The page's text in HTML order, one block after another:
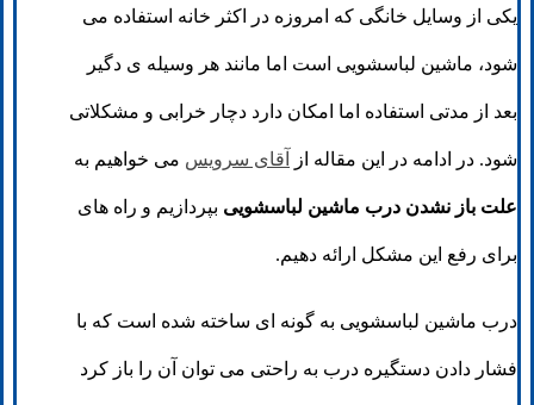
یکی از وسایل خانگی که امروزه در اکثر خانه استفاده می
شود، ماشین لباسشویی است اما مانند هر وسیله ی دگیر
بعد از مدتی استفاده اما امکان دارد دچار خرابی و مشکلاتی
شود. در ادامه در این مقاله از آقای سرویس می خواهیم به
علت باز نشدن درب ماشین لباسشویی بپردازیم و راه های
برای رفع این مشکل ارائه دهیم.
درب ماشین لباسشویی به گونه ای ساخته شده است که با
فشار دادن دستگیره درب به راحتی می توان آن را باز کرد